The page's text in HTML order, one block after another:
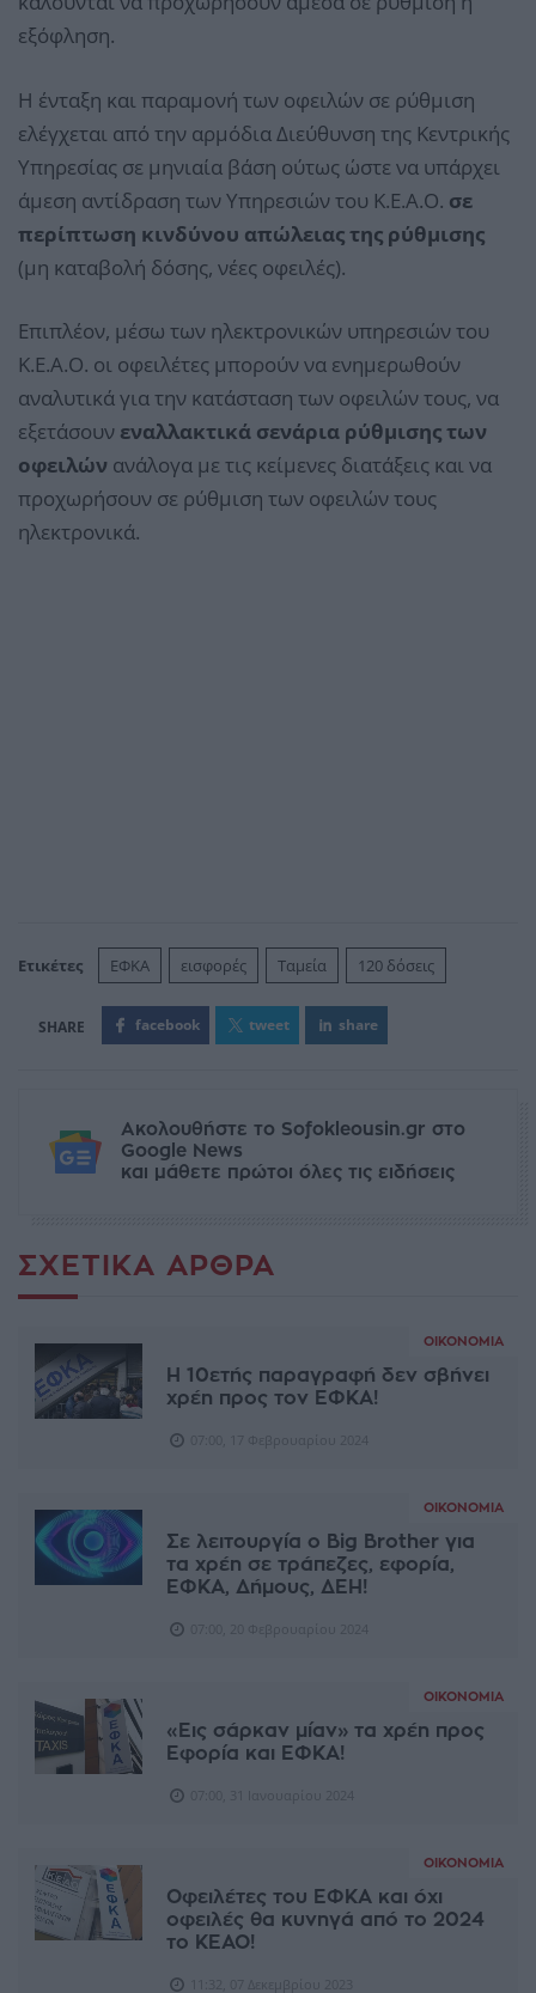
εξόφληση.
Η ένταξη και παραμονή των οφειλών σε ρύθμιση
ελέγχεται από την αρμόδια Διεύθυνση της Κεντρικής
Υπηρεσίας σε μηνιαία βάση ούτως ώστε να υπάρχει
άμεση αντίδραση των Υπηρεσιών του Κ.Ε.Α.Ο. σε
περίπτωση κινδύνου απώλειας της ρύθμισης
(μη καταβολή δόσης, νέες οφειλές).
Επιπλέον, μέσω των ηλεκτρονικών υπηρεσιών του
Κ.Ε.Α.Ο. οι οφειλέτες μπορούν να ενημερωθούν
αναλυτικά για την κατάσταση των οφειλών τους, να
εξετάσουν εναλλακτικά σενάρια ρύθμισης των
οφειλών ανάλογα με τις κείμενες διατάξεις και να
προχωρήσουν σε ρύθμιση των οφειλών τους
ηλεκτρονικά.
Ετικέτες ΕΦΚΑ εισφορές Ταμεία 120 δόσεις
facebook tweet share
Ακολουθήστε το Sofokleousin.gr στο
Google News
και μάθετε πρώτοι όλες τις ειδήσεις
ΣΧΕΤΙΚΆ ΆΡΘΡΑ
ΟΙΚΟΝΟΜΊΑ
Η 10ετής παραγραφή δεν σβήνει
χρέη προς τον ΕΦΚΑ!
ΟΙΚΟΝΟΜΊΑ
Σε λειτουργία ο Big Brother για
τα χρέη σε τράπεζες, εφορία,
ΕΦΚΑ, Δήμους, ΔΕΗ!
ΟΙΚΟΝΟΜΊΑ
«Εις σάρκαν μίαν» τα χρέη προς
Εφορία και ΕΦΚΑ!
ΟΙΚΟΝΟΜΊΑ
Οφειλέτες του ΕΦΚΑ και όχι
οφειλές θα κυνηγά από το 2024
το ΚΕΑΟ!